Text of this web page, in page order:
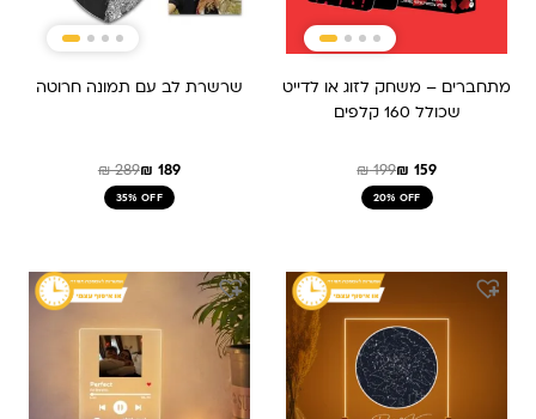
מתחברים – משחק לזוג או לדייט
שכולל 160 קלפים
₪199₪ 159
20% OFF
שרשרת לב עם תמונה חרוטה
₪289₪ 189
35% OFF
המחיר
היה:
המחיר
הוא: